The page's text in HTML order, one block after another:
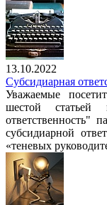
13.10.2022
Субсидиарная
Уважаемые
шестой статьей
субсидиарной
«теневых